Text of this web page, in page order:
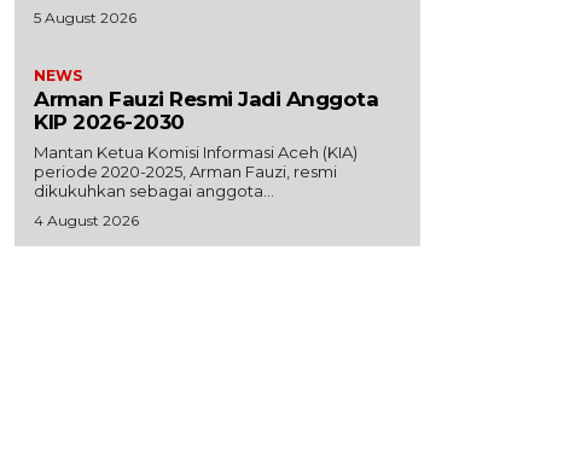
5 August 2026
NEWS
Arman Fauzi Resmi Jadi Anggota
KIP 2026-2030
Mantan Ketua Komisi Informasi Aceh (KIA)
periode 2020-2025, Arman Fauzi, resmi
dikukuhkan sebagai anggota...
4 August 2026